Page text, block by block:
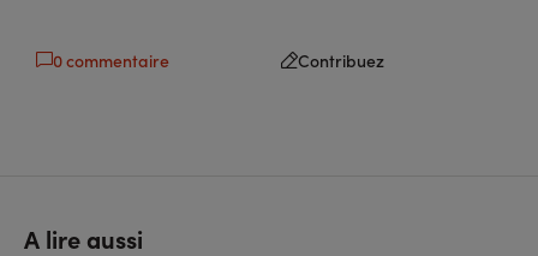
0 commentaire Contribuez
A lire aussi